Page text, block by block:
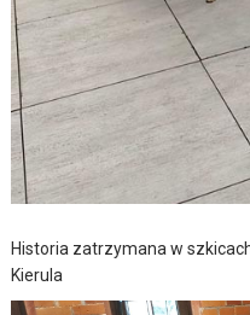
Historia zatrzymana w
Kierula